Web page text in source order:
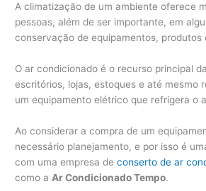
A climatização de um ambiente oferece
pessoas, além de ser importante, em
conservação de equipamentos, produtos
O ar condicionado é o recurso principal
escritórios, lojas, estoques e até mesmo
um equipamento elétrico que refrigera o
Ao considerar a compra de um
necessário planejamento, e por isso é
com uma empresa deconserto de ar
como a Ar Condicionado Tempo.